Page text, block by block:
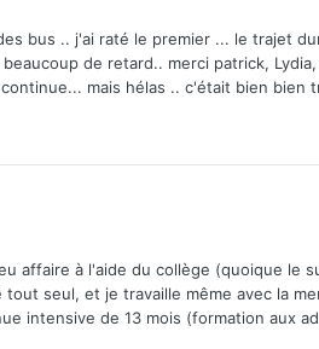
bus .. j'ai raté le premier ... le trajet
de retard.. merci patrick,
mais hélas .. c'était bien bien
affaire à l'aide du collège (quoique le
seul, et je travaille même avec la
intensive de 13 mois (formation aux